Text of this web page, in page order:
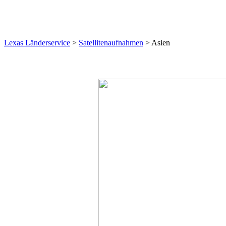
Lexas Länderservice > Satellitenaufnahmen > Asien